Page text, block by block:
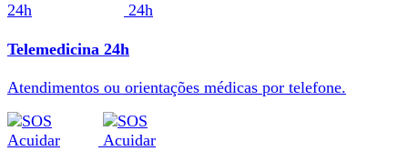
Telemedicina 24h
Atendimentos ou orientações médicas por telefone.